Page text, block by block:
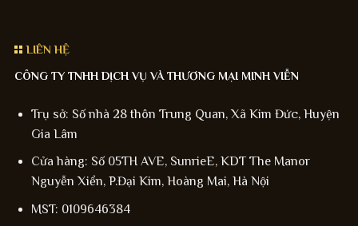
LIÊN HỆ
CÔNG TY TNHH DỊCH VỤ VÀ THƯƠNG MẠI MINH VIỄN
Trụ sở: Số nhà 28 thôn Trung Quan, Xã Kim Đức, Huyện
Gia Lâm
Cửa hàng: Số 05TH AVE, SunrieE, KDT The Manor
Nguyễn Xiển, P.Đại Kim, Hoàng Mai, Hà Nội
MST: 0109646384